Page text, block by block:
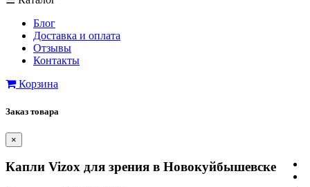
Блог
Доставка и оплата
Отзывы
Контакты
Корзина
Заказ товара
×
Капли Vizox для зрения в Новокуйбышевске